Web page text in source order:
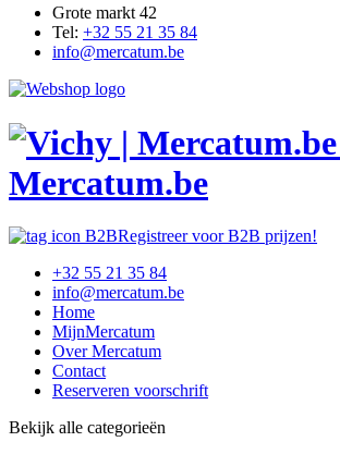
Grote markt 42
Tel: +32 55 21 35 84
info@mercatum.be
Mercatum.be
Registreer voor B2B prijzen!
+32 55 21 35 84
info@mercatum.be
Home
MijnMercatum
Over Mercatum
Contact
Reserveren voorschrift
Bekijk alle categorieën